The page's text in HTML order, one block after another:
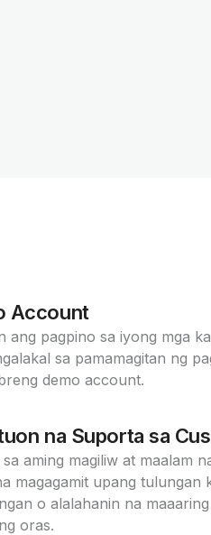
Account
ang pagpino sa iyong mga
sa pamamagitan ng
demo account.
na Suporta sa
sa aming magiliw at maalam
magagamit upang tulungan
o alalahanin na
oras.